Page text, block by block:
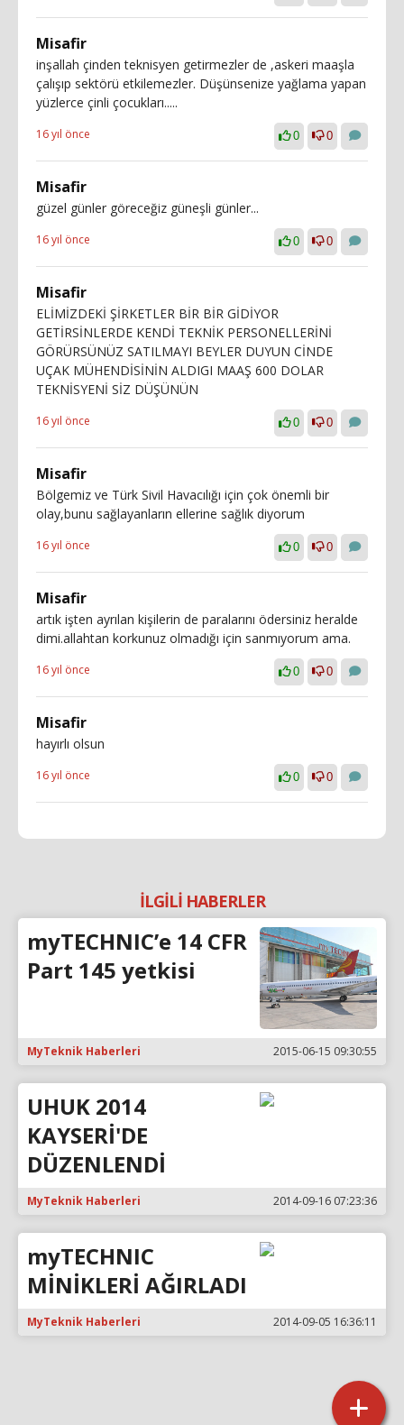
Misafir
inşallah çinden teknisyen getirmezler de ,askeri maaşla
çalışıp sektörü etkilemezler. Düşünsenize yağlama yapan
yüzlerce çinli çocukları.....
16 yıl önce 0 0
Misafir
güzel günler göreceğiz güneşli günler...
16 yıl önce 0 0
Misafir
ELİMİZDEKİ ŞİRKETLER BİR BİR GİDİYOR
GETİRSİNLERDE KENDİ TEKNİK PERSONELLERİNİ
GÖRÜRSÜNÜZ SATILMAYI BEYLER DUYUN CİNDE
UÇAK MÜHENDİSİNİN ALDIGI MAAŞ 600 DOLAR
TEKNİSYENİ SİZ DÜŞÜNÜN
16 yıl önce 0 0
Misafir
Bölgemiz ve Türk Sivil Havacılığı için çok önemli bir
olay,bunu sağlayanların ellerine sağlık diyorum
16 yıl önce 0 0
Misafir
artık işten ayrılan kişilerin de paralarını ödersiniz heralde
dimi.allahtan korkunuz olmadığı için sanmıyorum ama.
16 yıl önce 0 0
Misafir
hayırlı olsun
16 yıl önce 0 0
İLGİLİ HABERLER
myTECHNIC’e 14 CFR
Part 145 yetkisi
MyTeknik Haberleri 2015-06-15 09:30:55
UHUK 2014
KAYSERİ'DE
DÜZENLENDİ
MyTeknik Haberleri 2014-09-16 07:23:36
myTECHNIC
MİNİKLERİ AĞIRLADI
MyTeknik Haberleri 2014-09-05 16:36:11